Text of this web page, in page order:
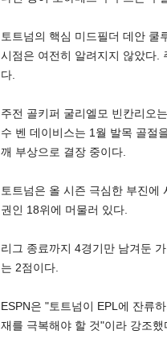
스북
토트넘의 핵심 미드필더 데안 쿨
시점은 여전히 알려지지 않았다.
다.
주전 골키퍼 굴리엘모 빈칸리오
수 벤 데이비스는 1월 발목 골절
깨 부상으로 결장 중이다.
토트넘은 올 시즌 극심한 부진에
권인 18위에 머물러 있다.
리그 종료까지 4경기만 남겨둔
는 2점이다.
ESPN은 "토트넘이 EPL에 잔류
재를 극복해야 할 것"이라 강조했